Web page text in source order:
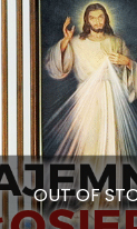
OUT OF